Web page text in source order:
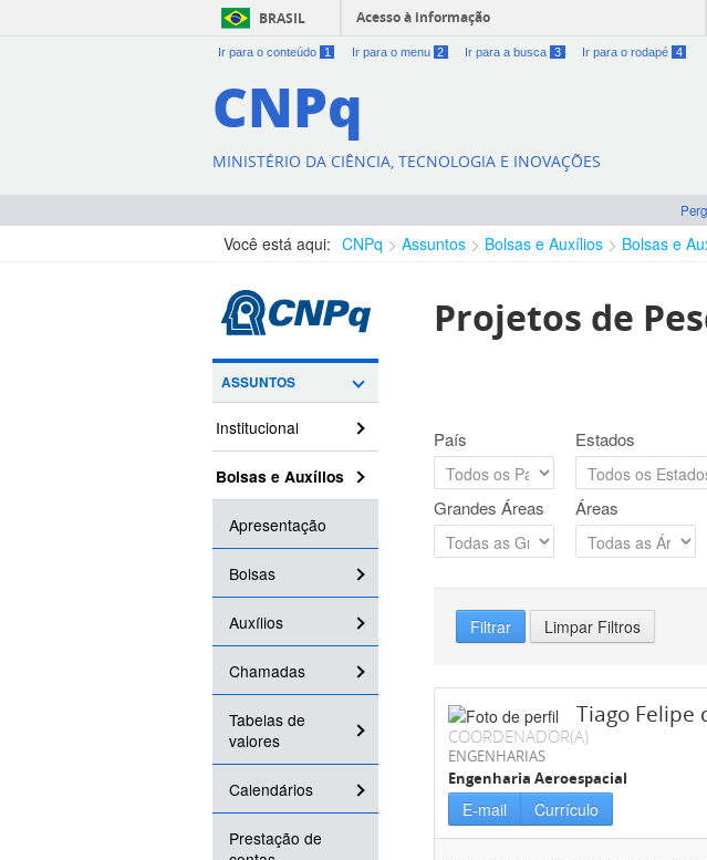
BRASIL Acesso à informação
Ir para o conteúdo 1 Ir para o menu 2 Ir para a busca 3 Ir para o rodapé 4
CNPq
MINISTÉRIO DA CIÊNCIA, TECNOLOGIA E INOVAÇÕES
Você está aqui: CNPq Assuntos Bolsas e Auxílios Bolsas e
ASSUNTOS
Institucional
Bolsas e Auxílios
Apresentação
Bolsas
Auxílios
Chamadas
Tabelas de
valores
Calendários
Prestação de
Projetos de
País Estados
Grandes Áreas Áreas
Filtrar Limpar Filtros
Tiago Felipe
COORDENADOR(A)
ENGENHARIAS
Engenharia Aeroespacial
E-mail Currículo